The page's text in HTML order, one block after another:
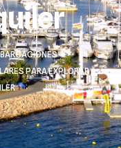
>
PARA EXPLORAR